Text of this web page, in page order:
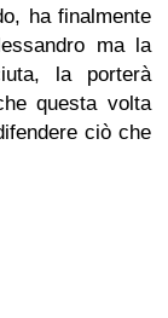
ha finalmente
ma la
la porterà
questa volta
ciò che